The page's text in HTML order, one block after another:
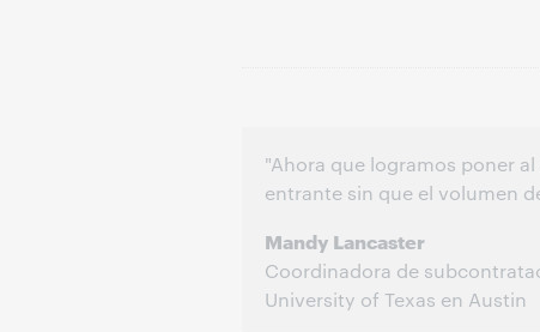
"Ahora que logramos poner
entrante sin que el volumen
Mandy Lancaster
Coordinadora de
University of Texas en Austin